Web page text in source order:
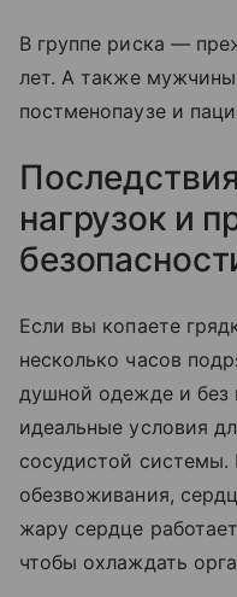
В группе риска —
лет. А также
постменопаузе и
нагрузок и
Если вы копаете
несколько часов
душной одежде и без
идеальные условия
сосудистой системы.
обезвоживания,
жару сердце
чтобы охлаждать